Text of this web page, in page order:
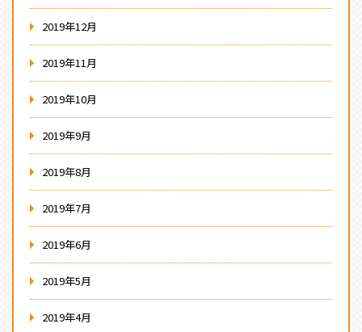
2019年12月
2019年11月
2019年10月
2019年9月
2019年8月
2019年7月
2019年6月
2019年5月
2019年4月